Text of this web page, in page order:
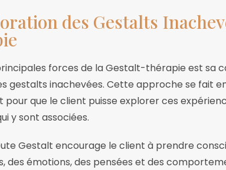
des Gestalts
forces de la Gestalt-thérapie est sa
gestalts inachevées. Cette approche se fait
pour que le client puisse explorer ces
y sont associées.
Gestalt encourage le client à prendre
des émotions, des pensées et des